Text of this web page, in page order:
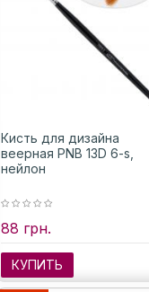
Кисть для дизайна
веерная PNB 13D 6-s,
нейлон
88 грн.
КУПИТЬ